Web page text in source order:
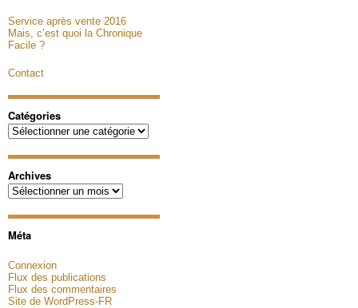
Service après vente 2016
Mais, c’est quoi la Chronique
Facile ?
Contact
Catégories
Catégories
Archives
Archives
Méta
Connexion
Flux des publications
Flux des commentaires
Site de WordPress-FR